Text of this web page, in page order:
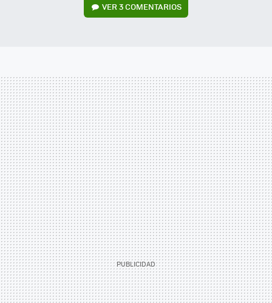
VER3 COMENTARIOS